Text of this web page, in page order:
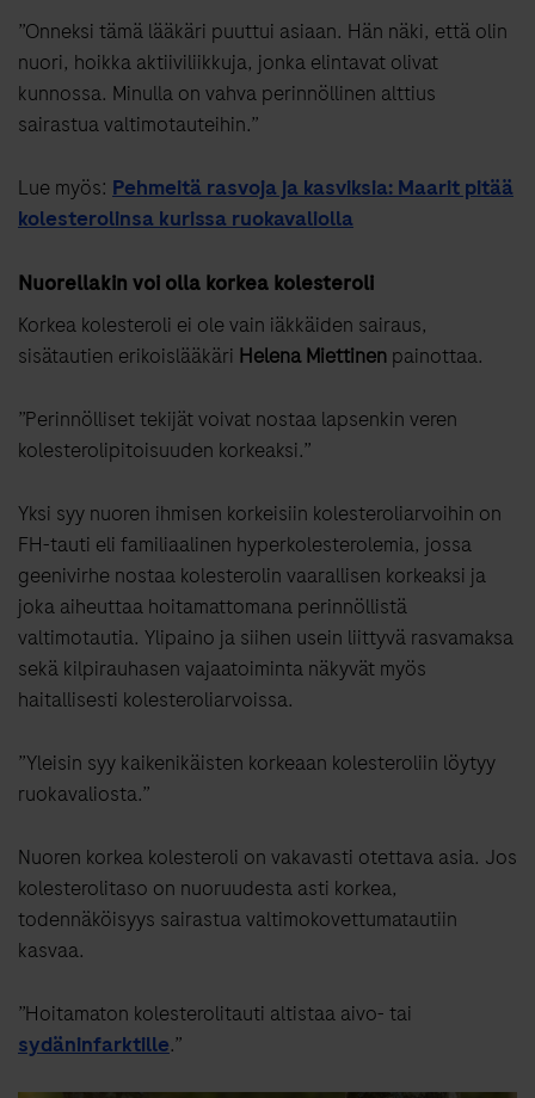
”Onneksi tämä lääkäri puuttui asiaan. Hän näki, että olin
nuori, hoikka aktiiviliikkuja, jonka elintavat olivat
kunnossa. Minulla on vahva perinnöllinen alttius
sairastua valtimotauteihin.”
Lue myös: Pehmeitä rasvoja ja kasviksia: Maarit pitää
kolesterolinsa kurissa ruokavaliolla
Nuorellakin voi olla korkea kolesteroli
Korkea kolesteroli ei ole vain iäkkäiden sairaus,
sisätautien erikoislääkäri Helena Miettinen painottaa.
”Perinnölliset tekijät voivat nostaa lapsenkin veren
kolesterolipitoisuuden korkeaksi.”
Yksi syy nuoren ihmisen korkeisiin kolesteroliarvoihin on
FH-tauti eli familiaalinen hyperkolesterolemia, jossa
geenivirhe nostaa kolesterolin vaarallisen korkeaksi ja
joka aiheuttaa hoitamattomana perinnöllistä
valtimotautia. Ylipaino ja siihen usein liittyvä rasvamaksa
sekä kilpirauhasen vajaatoiminta näkyvät myös
haitallisesti kolesteroliarvoissa.
”Yleisin syy kaikenikäisten korkeaan kolesteroliin löytyy
ruokavaliosta.”
Nuoren korkea kolesteroli on vakavasti otettava asia. Jos
kolesterolitaso on nuoruudesta asti korkea,
todennäköisyys sairastua valtimokovettumatautiin
kasvaa.
”Hoitamaton kolesterolitauti altistaa aivo- tai
sydäninfarktille.”